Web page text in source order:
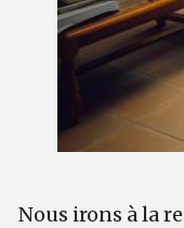
Nous irons à la